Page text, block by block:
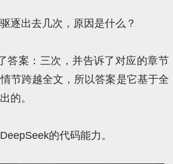
逐出去几次，原因是什么？
答案：三次，并告诉了对应的章节
节跨越全文，所以答案是它基于全
的。
的代码能力。